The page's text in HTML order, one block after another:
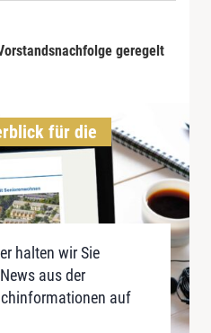
geregelt
für die
halten wir Sie
aus der
auf